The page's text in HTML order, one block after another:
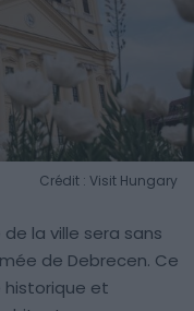
Crédit : Visit Hungary
la ville sera sans
de Debrecen. Ce
historique et